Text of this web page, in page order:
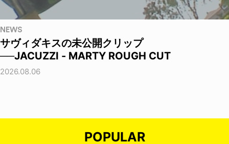
NEWS
サヴィダキスの未公開クリップ
──JACUZZI - MARTY ROUGH CUT
2026.08.06
POPULAR